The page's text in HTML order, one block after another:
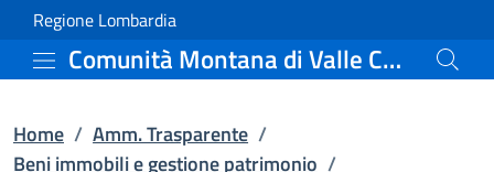
Vai al contenuto principale
Patrimonio immobiliare
Regione Lombardia
Comunità Montana di Valle Camonica
Home / Amm. Trasparente /
Beni immobili e gestione patrimonio /